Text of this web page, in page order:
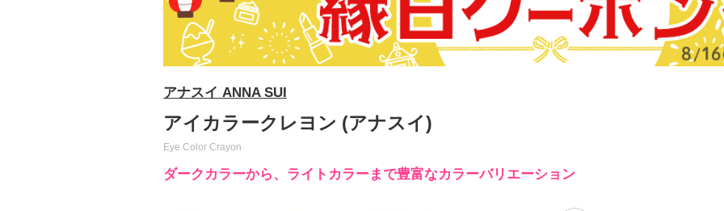
アナスイ ANNA SUI
アイカラークレヨン (アナスイ)
Eye Color Crayon
ダークカラーから、ライトカラーまで豊富なカラーバリエーション